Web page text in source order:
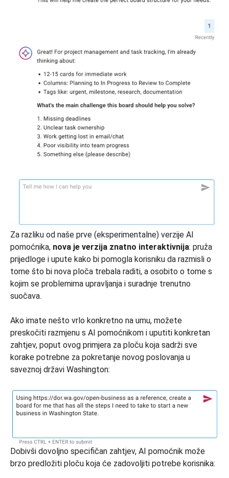
Za razliku od naše prve (eksperimentalne) verzije AI
pomoćnika, nova je verzija znatno interaktivnija: pruža
prijedloge i upute kako bi pomogla korisniku da razmisli o
tome što bi nova ploča trebala raditi, a osobito o tome s
kojim se problemima upravljanja i suradnje trenutno
suočava.
Ako imate nešto vrlo konkretno na umu, možete
preskočiti razmjenu s AI pomoćnikom i uputiti konkretan
zahtjev, poput ovog primjera za ploču koja sadrži sve
korake potrebne za pokretanje novog poslovanja u
saveznoj državi Washington:
Dobivši dovoljno specifičan zahtjev, AI pomoćnik može
brzo predložiti ploču koja će zadovoljiti potrebe korisnika: